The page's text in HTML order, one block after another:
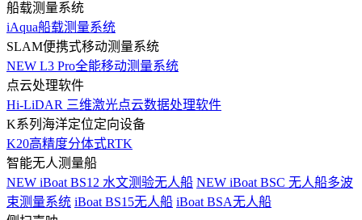
船载测量系统
iAqua船载测量系统
SLAM便携式移动测量系统
NEW L3 Pro全能移动测量系统
点云处理软件
Hi-LiDAR 三维激光点云数据处理软件
K系列海洋定位定向设备
K20高精度分体式RTK
智能无人测量船
NEW iBoat BS12 水文测验无人船 NEW iBoat BSC 无人船多波
束测量系统 iBoat BS15无人船 iBoat BSA无人船